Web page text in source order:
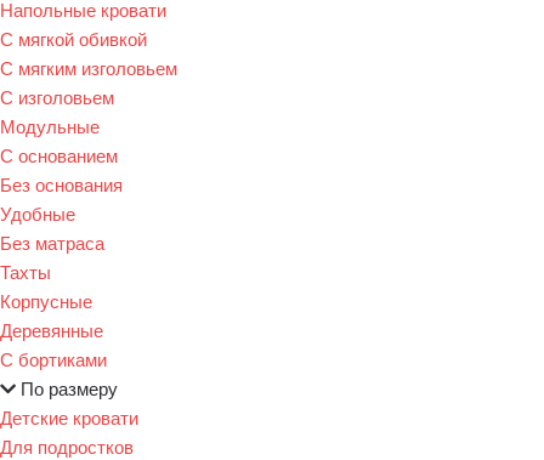
Напольные кровати
С мягкой обивкой
С мягким изголовьем
С изголовьем
Модульные
С основанием
Без основания
Удобные
Без матраса
Тахты
Корпусные
Деревянные
С бортиками
По размеру
Детские кровати
Для подростков